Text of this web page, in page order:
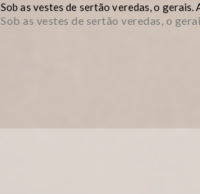
Sob as vestes de sertão veredas, o
Sob as vestes de sertão veredas, o